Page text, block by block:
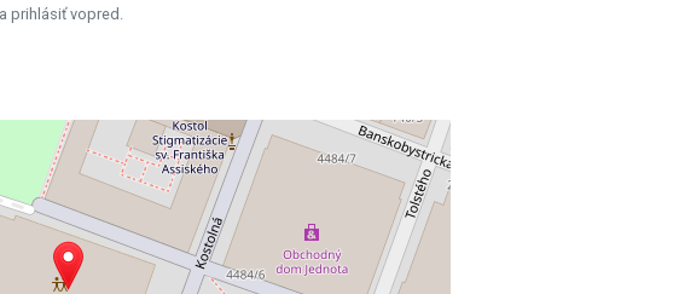
prihlásiť vopred.